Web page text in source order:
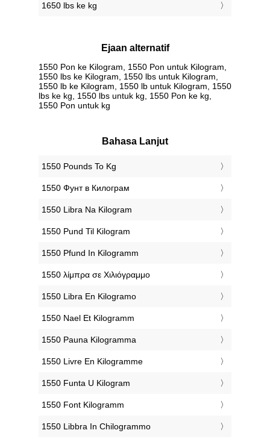
1650 lbs ke kg
Ejaan alternatif
1550 Pon ke Kilogram, 1550 Pon untuk Kilogram,
1550 lbs ke Kilogram, 1550 lbs untuk Kilogram,
1550 lb ke Kilogram, 1550 lb untuk Kilogram, 1550
lbs ke kg, 1550 lbs untuk kg, 1550 Pon ke kg,
1550 Pon untuk kg
Bahasa Lanjut
‎1550 Pounds To Kg
‎1550 Фунт в Килограм
‎1550 Libra Na Kilogram
‎1550 Pund Til Kilogram
‎1550 Pfund In Kilogramm
‎1550 λίμπρα σε Χιλιόγραμμο
‎1550 Libra En Kilogramo
‎1550 Nael Et Kilogramm
‎1550 Pauna Kilogramma
‎1550 Livre En Kilogramme
‎1550 Funta U Kilogram
‎1550 Font Kilogramm
‎1550 Libbra In Chilogrammo